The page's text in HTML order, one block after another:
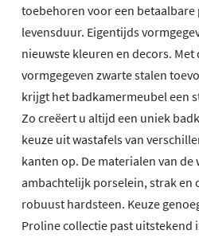
toebehoren voor een betaalbare
levensduur. Eigentijds
nieuwste kleuren en decors.
vormgegeven zwarte stalen
krijgt het badkamermeubel een
Zo creëert u altijd een uniek
keuze uit wastafels van
kanten op. De materialen van
ambachtelijk porselein, strak en
robuust hardsteen. Keuze
Proline collectie past uitstekend